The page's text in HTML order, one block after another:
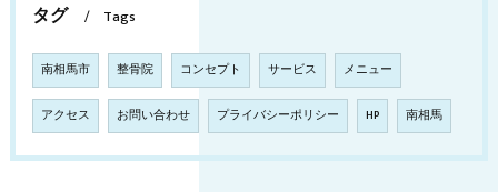
タグ Tags
南相馬市 整骨院 コンセプト サービス メニュー
アクセス お問い合わせ プライバシーポリシー HP 南相馬